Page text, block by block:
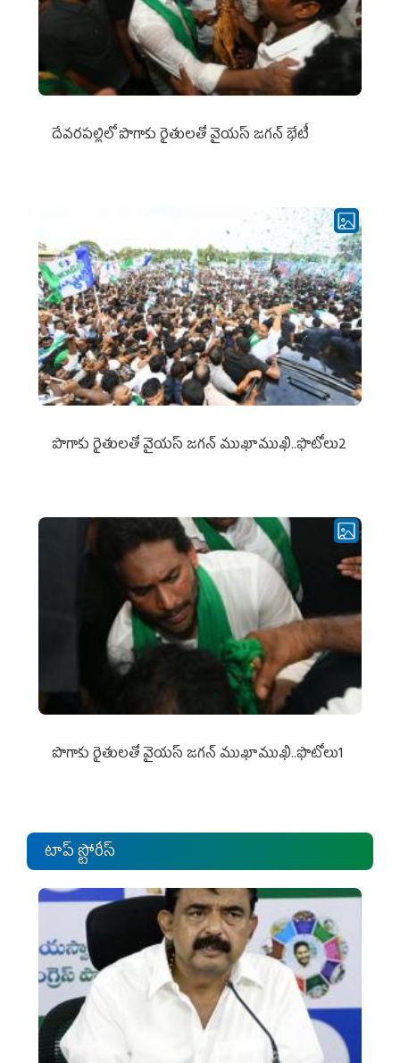
దేవరపల్లిలో పొగాకు రైతులతో వైయస్ జగన్ భేటీ
పొగాకు రైతుల‌తో వైయ‌స్ జ‌గ‌న్ ముఖాముఖి..ఫొటోలు2
పొగాకు రైతుల‌తో వైయ‌స్ జ‌గ‌న్ ముఖాముఖి..ఫొటోలు1
టాప్ స్టోరీస్